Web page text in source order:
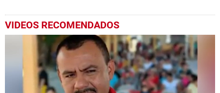
VIDEOS RECOMENDADOS